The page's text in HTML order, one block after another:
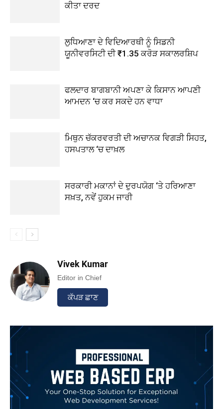
ਕੀਤਾ ਦਰਦ
ਲੁਧਿਆਣਾ ਦੇ ਵਿਦਿਆਰਥੀ ਨੂੰ ਸਿਡਨੀ
ਯੂਨੀਵਰਸਿਟੀ ਦੀ ₹1.35 ਕਰੋੜ ਸਕਾਲਰਸ਼ਿਪ
ਫਲਦਾਰ ਬਾਗਬਾਨੀ ਅਪਣਾ ਕੇ ਕਿਸਾਨ ਆਪਣੀ
ਆਮਦਨ ‘ਚ ਕਰ ਸਕਦੇ ਹਨ ਵਾਧਾ
ਮਿਥੁਨ ਚੱਕਰਵਰਤੀ ਦੀ ਅਚਾਨਕ ਵਿਗੜੀ ਸਿਹਤ,
ਹਸਪਤਾਲ ‘ਚ ਦਾਖ਼ਲ
ਸਰਕਾਰੀ ਮਕਾਨਾਂ ਦੇ ਦੁਰਪਯੋਗ ‘ਤੇ ਹਰਿਆਣਾ
ਸਖ਼ਤ, ਨਵੇਂ ਹੁਕਮ ਜਾਰੀ
Vivek Kumar
Editor in Chief
ਕੱਪੜ ਛਾਣ